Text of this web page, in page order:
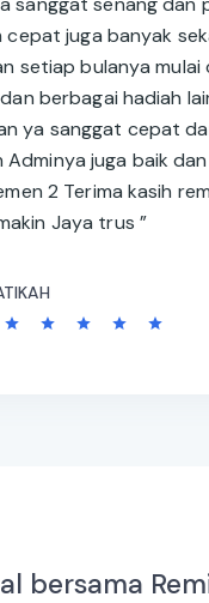
cepat juga banyak
setiap bulanya mulai
berbagai hadiah
ya sanggat cepat
Adminya juga baik
2 Terima kasih
Jaya trus ”
bersama